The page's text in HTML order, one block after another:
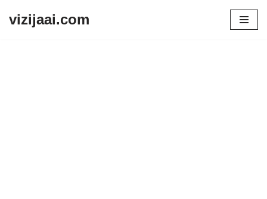
vizijaai.com